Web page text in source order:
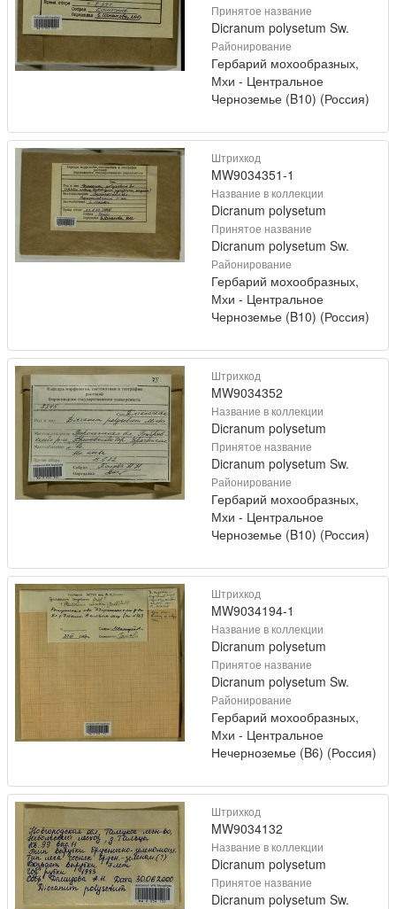
Принятое название
Dicranum polysetum Sw.
Районирование
Гербарий мохообразных,
Мхи - Центральное
Черноземье (B10) (Россия)
Штрихкод
MW9034351-1
Название в коллекции
Dicranum polysetum
Принятое название
Dicranum polysetum Sw.
Районирование
Гербарий мохообразных,
Мхи - Центральное
Черноземье (B10) (Россия)
Штрихкод
MW9034352
Название в коллекции
Dicranum polysetum
Принятое название
Dicranum polysetum Sw.
Районирование
Гербарий мохообразных,
Мхи - Центральное
Черноземье (B10) (Россия)
Штрихкод
MW9034194-1
Название в коллекции
Dicranum polysetum
Принятое название
Dicranum polysetum Sw.
Районирование
Гербарий мохообразных,
Мхи - Центральное
Нечерноземье (B6) (Россия)
Штрихкод
MW9034132
Название в коллекции
Dicranum polysetum
Принятое название
Dicranum polysetum Sw.